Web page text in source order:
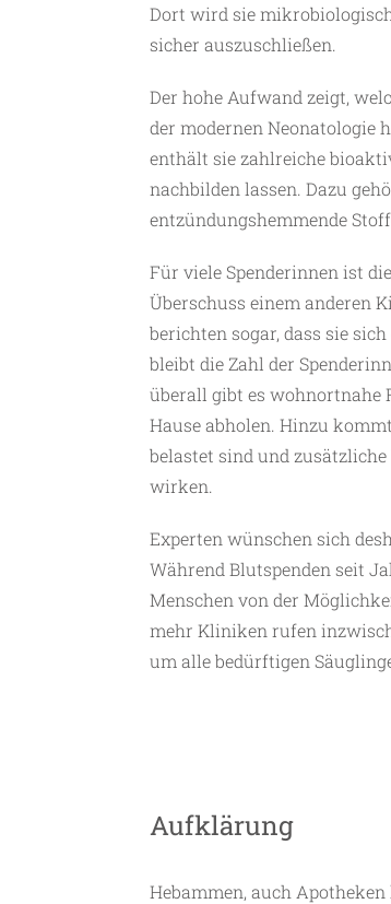
Dort wird sie
sicher auszuschließen.
Der hohe Aufwand zeigt,
der modernen Neonatologie
enthält sie zahlreiche
nachbilden lassen. Dazu
entzündungshemmende
Für viele Spenderinnen ist
Überschuss einem anderen
berichten sogar, dass sie
bleibt die Zahl der
überall gibt es wohnortnahe
Hause abholen. Hinzu
belastet sind und
wirken.
Experten wünschen sich
Während Blutspenden seit
Menschen von der
mehr Kliniken rufen
um alle bedürftigen
Aufklärung
Hebammen, auch